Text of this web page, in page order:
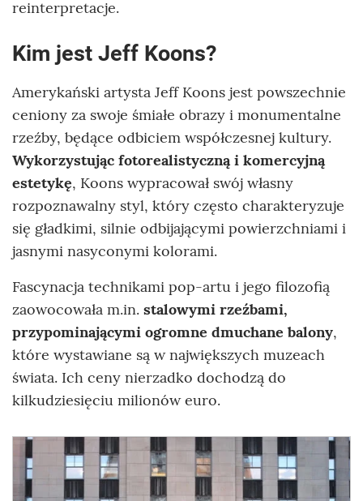
reinterpretacje.
Kim jest Jeff Koons?
Amerykański artysta Jeff Koons jest powszechnie
ceniony za swoje śmiałe obrazy i monumentalne
rzeźby, będące odbiciem współczesnej kultury.
Wykorzystując fotorealistyczną i komercyjną
estetykę, Koons wypracował swój własny
rozpoznawalny styl, który często charakteryzuje
się gładkimi, silnie odbijającymi powierzchniami i
jasnymi nasyconymi kolorami.
Fascynacja technikami pop-artu i jego filozofią
zaowocowała m.in. stalowymi rzeźbami,
przypominającymi ogromne dmuchane balony,
które wystawiane są w największych muzeach
świata. Ich ceny nierzadko dochodzą do
kilkudziesięciu milionów euro.